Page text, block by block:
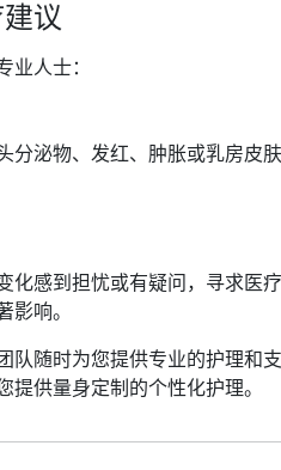
议
业人士：
分泌物、发红、肿胀或乳房皮肤
化感到担忧或有疑问，寻求医
影响。
团队随时为您提供专业的护理和
提供量身定制的个性化护理。